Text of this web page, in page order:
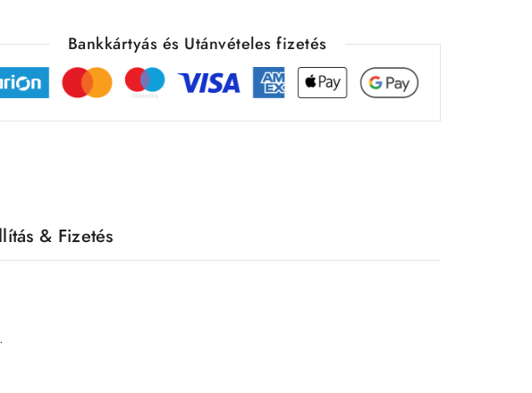
Bankkártyás és Utánvételes fizetés
& Fizetés